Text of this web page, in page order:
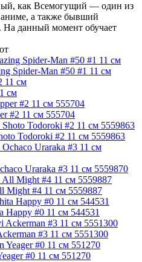
как Всемогущий — один из
а также бывший
данный момент обучает
Spider-Man #50 #1 11 см
см
#2 11 см 555704
Todoroki #2 11 см 5559863
Uraraka #3 11 см 5559870
Might #4 11 см 5559887
Happy #0 11 см 544531
#3 11 см 5551300
#0 11 см 551270